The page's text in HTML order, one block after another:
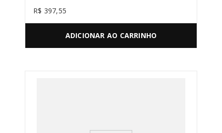
R$ 397,55
ADICIONAR AO CARRINHO